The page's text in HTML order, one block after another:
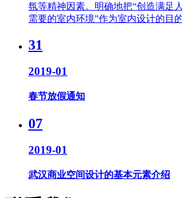
氛等精神因素。明确地把“创造满足
需要的室内环境”作为室内设计的目的
31
2019-01
春节放假通知
07
2019-01
武汉商业空间设计的基本元素介绍